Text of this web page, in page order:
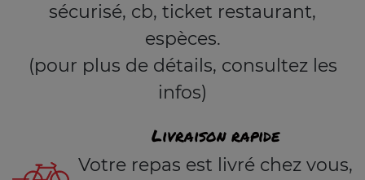
sécurisé, cb, ticket restaurant,
espèces.
(pour plus de détails, consultez les
infos)
Livraison rapide
Votre repas est livré chez vous,